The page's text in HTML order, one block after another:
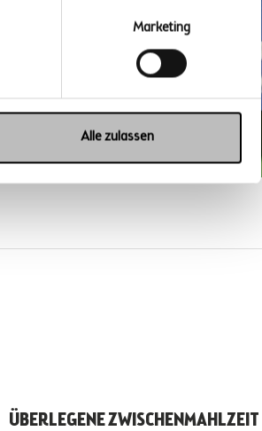
Marketing
Alle zulassen
ÜBERLEGENE ZWISCHENMAHLZEIT